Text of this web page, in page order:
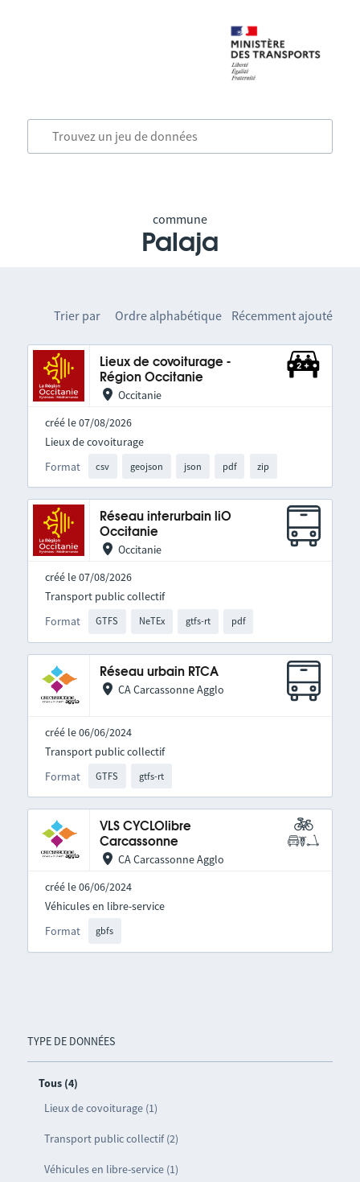
commune
Palaja
TYPE DE DONNÉES
Tous (4)
Lieux de covoiturage (1)
Transport public collectif (2)
Véhicules en libre-service (1)
Trier par Ordre alphabétique Récemment ajouté
Lieux de covoiturage -
Région Occitanie
Occitanie
créé le 07/08/2026
Format csv geojson json pdf zip
Lieux de covoiturage
Réseau interurbain liO
Occitanie
Occitanie
créé le 07/08/2026
Format GTFS NeTEx gtfs-rt pdf
Transport public collectif
Réseau urbain RTCA
CA Carcassonne Agglo
créé le 06/06/2024
Format GTFS gtfs-rt
Transport public collectif
VLS CYCLOlibre
Carcassonne
CA Carcassonne Agglo
créé le 06/06/2024
Format gbfs
Véhicules en libre-service